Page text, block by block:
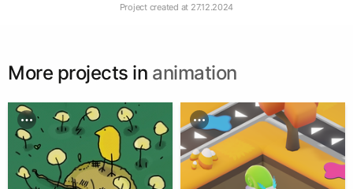
Project created at 27.12.2024
More projects in animation